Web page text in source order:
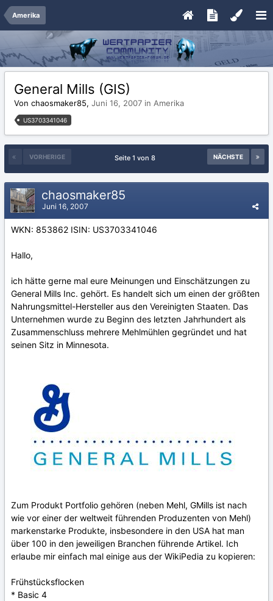
Amerika
General Mills (GIS)
Von chaosmaker85, Juni 16, 2007 in Amerika
US3703341046
VORHERIGE NÄCHSTE
Seite 1 von 8
chaosmaker85
Juni 16, 2007
WKN: 853862 ISIN: US3703341046
Hallo,
ich hätte gerne mal eure Meinungen und Einschätzungen zu
General Mills Inc. gehört. Es handelt sich um einen der größten
Nahrungsmittel-Hersteller aus den Vereinigten Staaten. Das
Unternehmen wurde zu Beginn des letzten Jahrhundert als
Zusammenschluss mehrere Mehlmühlen gegründet und hat
seinen Sitz in Minnesota.
Zum Produkt Portfolio gehören (neben Mehl, GMills ist nach
wie vor einer der weltweit führenden Produzenten von Mehl)
markenstarke Produkte, insbesondere in den USA hat man
über 100 in den jeweiligen Branchen führende Artikel. Ich
erlaube mir einfach mal einige aus der WikiPedia zu kopieren:
Frühstücksflocken
* Basic 4